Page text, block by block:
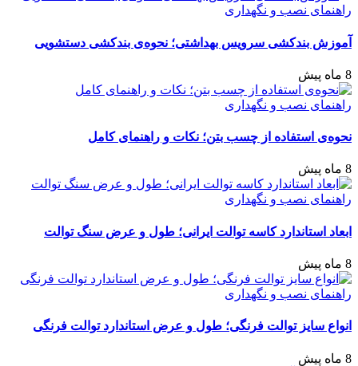
راهنمای نصب و نگهداری
آموزش بندکشی سرویس بهداشتی؛ نحوه‌ی بندکشی دستشویی
8 ماه پیش
راهنمای نصب و نگهداری
نحوه‌ی استفاده از چسب بتن؛ نکات و راهنمای کامل
8 ماه پیش
راهنمای نصب و نگهداری
ابعاد استاندارد کاسه توالت ایرانی؛ طول و عرض سنگ توالت
8 ماه پیش
راهنمای نصب و نگهداری
انواع سایز توالت فرنگی؛ طول و عرض استاندارد توالت فرنگی
8 ماه پیش